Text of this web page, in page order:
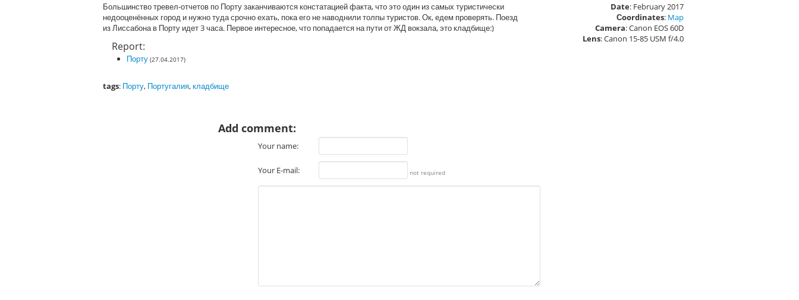
Большинство тревел-отчетов по Порту заканчиваются констатацией факта, что это один из самых туристически
недооценённых город и нужно туда срочно ехать, пока его не наводнили толпы туристов. Ок, едем проверять. Поезд
из Лиссабона в Порту идет 3 часа. Первое интересное, что попадается на пути от ЖД вокзала, это кладбище:)
Report:
Порту (27.04.2017)
tags: Порту, Португалия,кладбище
Date: February 2017
Сoordinates: Map
Camera: Canon EOS 60D
Lens: Canon 15-85 USM f/4.0
Add comment:
Your name:
Your E-mail: not required